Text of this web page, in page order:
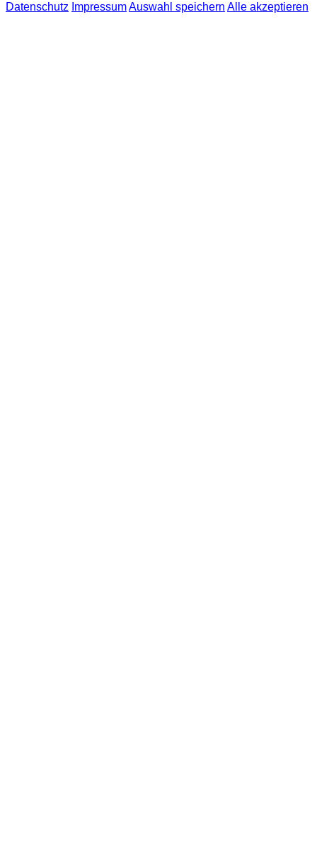
Datenschutz ImpressumAuswahl speichern Alle akzeptieren